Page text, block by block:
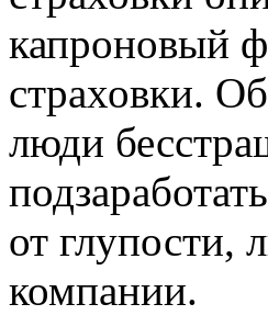
капроновый
страховки.
люди
от
компании.